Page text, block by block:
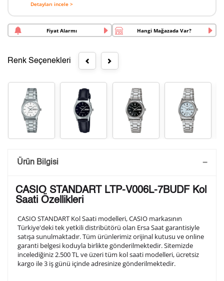
Detayları incele >
Fiyat Alarmı Hangi Mağazada Var?
Renk Seçenekleri
Saatini Kişiselleştir
arka kapağına gravür tekniği ile formda belirtmiş
olduğunuz şekilde işlenecektir.
1. Satır
10/ 10
2. Satır
Ürün Bilgisi
CASIO STANDART LTP-V006L-7BUDF Kol
Saati Özellikleri
CASIO STANDART Kol Saati modelleri, CASIO markasının
Türkiye'deki tek yetkili distribütörü olan Ersa Saat garantisiyle
satışa sunulmaktadır. Tüm ürünlerimiz orijinal kutusu ve online
garanti belgesi koduyla birlikte gönderilmektedir. Sitemizde
incelediğiniz 2.500 TL ve üzeri tüm kol saati modelleri, ücretsiz
kargo ile 3 iş günü içinde adresinize gönderilmektedir.